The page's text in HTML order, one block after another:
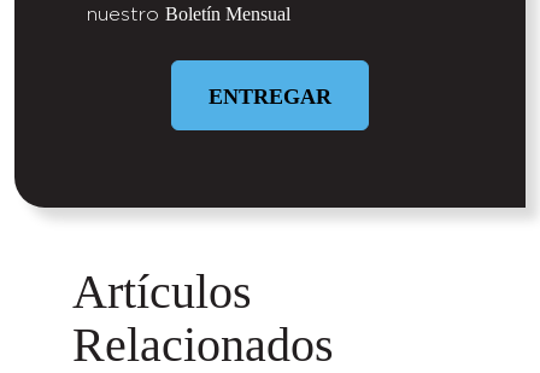
nuestro Boletín Mensual
ENTREGAR
Artículos
Relacionados